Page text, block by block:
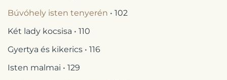
Búvóhely isten tenyerén • 102
Két lady kocsisa • 110
Gyertya és kikerics • 116
Isten malmai • 129